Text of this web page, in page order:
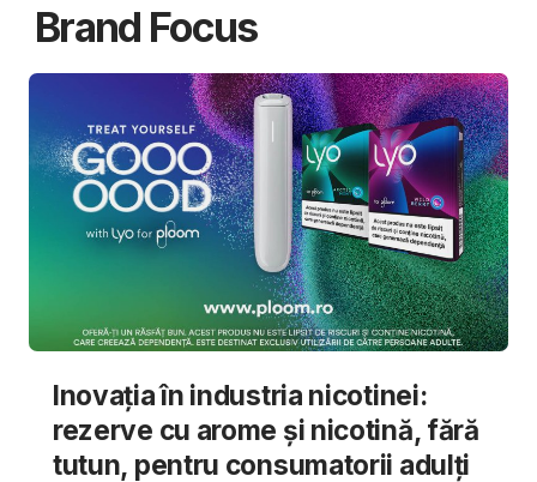
Brand Focus
Inovația în industria nicotinei:
rezerve cu arome și nicotină, fără
tutun, pentru consumatorii adulți